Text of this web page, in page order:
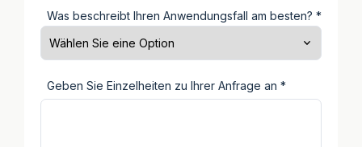
Was beschreibt Ihren Anwendungsfall am besten? *
Geben Sie Einzelheiten zu Ihrer Anfrage an *